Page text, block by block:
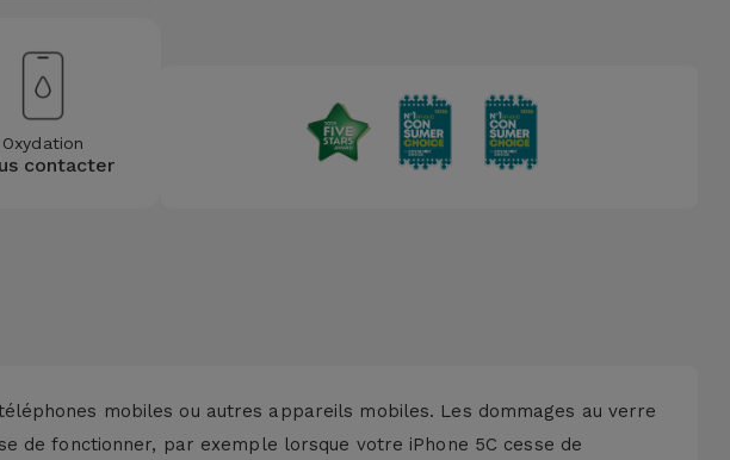
Oxydation
contacter
mobiles ou autres appareils mobiles. Les dommages au verre
de fonctionner, par exemple lorsque votre iPhone 5C cesse de